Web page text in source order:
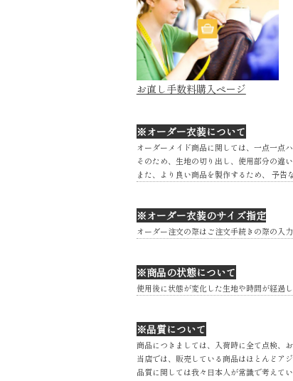
お直し手数料購入ページ
※オーダー衣装について
オーダーメイド商品に関しては、一点一点
そのため、生地の切り出し、使用部分の違
また、より良い商品を製作するため、 予告
※オーダー衣装のサイズ指定
オーダー注文の際はご注文手続きの際の入
※商品の状態について
使用後に状態が変化した生地や時間が経過
※品質について
商品につきましては、入荷時に全て点検、
当店では、販売している商品はほとんどア
品質に関しては我々日本人が常識で考えて